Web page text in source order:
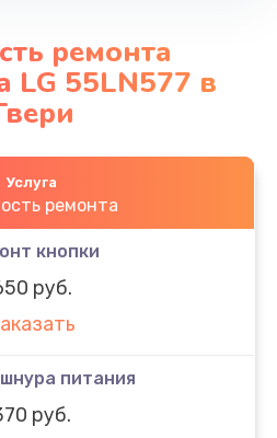
ремонта
LG 55LN577 в
Услуга
ремонта
кнопки
руб.
питания
руб.